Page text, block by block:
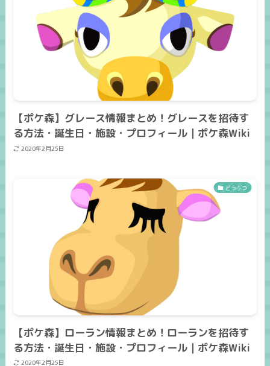
【ポケ森】グレース情報まとめ！グレースを招待す
る方法・誕生日・施設・プロフィール｜ポケ森Wiki
2020年2月25日
どうぶつ
【ポケ森】ローラン情報まとめ！ローランを招待す
る方法・誕生日・施設・プロフィール｜ポケ森Wiki
2020年2月25日